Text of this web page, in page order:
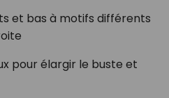
et bas à motifs différents
pour élargir le buste et